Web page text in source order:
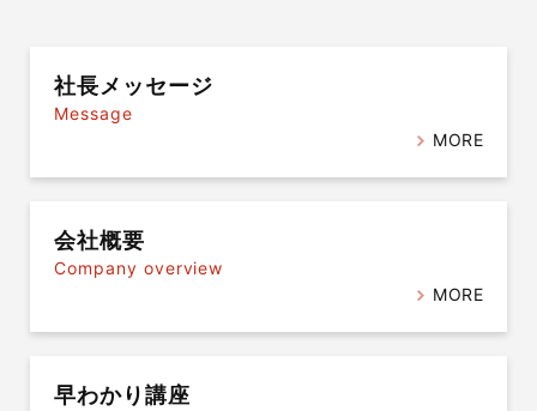
社長メッセージ
Message
MORE
会社概要
Company overview
MORE
早わかり講座